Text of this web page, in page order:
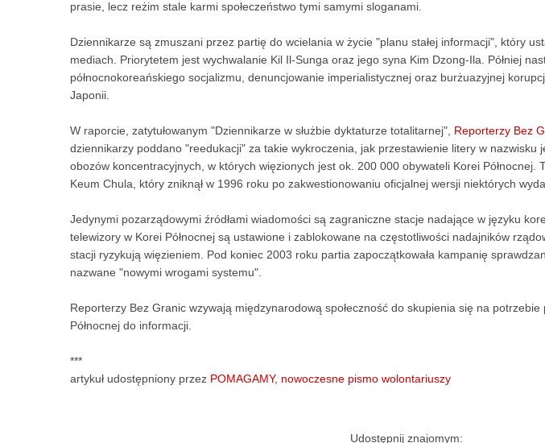
prasie, lecz reżim stale karmi społeczeństwo tymi samymi sloganami.
Dziennikarze są zmuszani przez partię do wcielania w życie "planu stałej informacji", który
mediach. Priorytetem jest wychwalanie Kil Il-Sunga oraz jego syna Kim Dzong-Ila. Półniej
północnokoreańskiego socjalizmu, denuncjowanie imperialistycznej oraz burżuazyjnej
Japonii.
W raporcie, zatytułowanym "Dziennikarze w służbie dyktaturze totalitarnej", Reporterzy Bez
dziennikarzy poddano "reedukacji" za takie wykroczenia, jak przestawienie litery w nazwisku
obozów koncentracyjnych, w których więzionych jest ok. 200 000 obywateli Korei Północnej.
Keum Chula, który zniknął w 1996 roku po zakwestionowaniu oficjalnej wersji niektórych
Jedynymi pozarządowymi źródłami wiadomości są zagraniczne stacje nadające w języku
telewizory w Korei Północnej są ustawione i zablokowane na częstotliwości nadajników
stacji ryzykują więzieniem. Pod koniec 2003 roku partia zapoczątkowała kampanię
nazwane "nowymi wrogami systemu".
Reporterzy Bez Granic wzywają międzynarodową społeczność do skupienia się na
Północnej do informacji.
***
artykuł udostępniony przez POMAGAMY, nowoczesne pismo wolontariuszy
Udostępnij znajomym: